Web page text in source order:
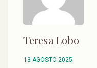
Teresa Lobo
13 AGOSTO 2025